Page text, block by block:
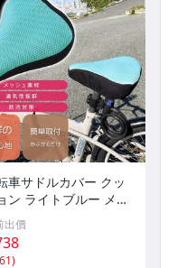
車サドルカバー クッ
ン ライトブルー メッ
素材 通気性抜群 ママ
リ クロスバイク ロー
イク 傷 破れ防止 Rk8
出價
)